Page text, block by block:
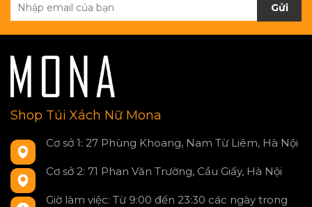
Gửi
Shop Túi Xách Nữ Mona
Cơ sở 1: 27 Phùng Khoang, Nam Từ Liêm, Hà Nội
Cơ sở 2: 71 Phan Văn Trường, Cầu Giấy, Hà Nội
Giờ làm việc: Từ 9:00 đến 23:30 các ngày trong